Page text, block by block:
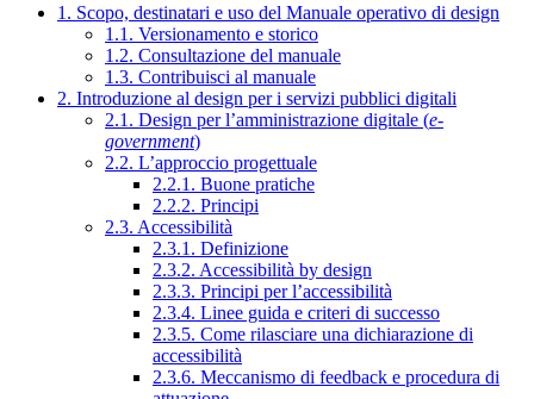
1. Scopo, destinatari e uso del Manuale operativo di design
1.1. Versionamento e storico
1.2. Consultazione del manuale
1.3. Contribuisci al manuale
2. Introduzione al design per i servizi pubblici digitali
2.1. Design per l’amministrazione digitale (e-
government)
2.2. L’approccio progettuale
2.2.1. Buone pratiche
2.2.2. Principi
2.3. Accessibilità
2.3.1. Definizione
2.3.2. Accessibilità by design
2.3.3. Principi per l’accessibilità
2.3.4. Linee guida e criteri di successo
2.3.5. Come rilasciare una dichiarazione di
accessibilità
2.3.6. Meccanismo di feedback e procedura di